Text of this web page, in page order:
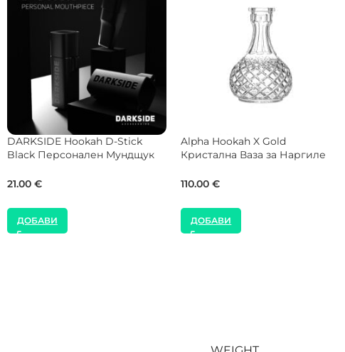
alite Четка за Тръба за
Наргиле
6.00€
ДОБАВИ
SALE
Alpha Hookah ORO Silver
ДОБАВИ